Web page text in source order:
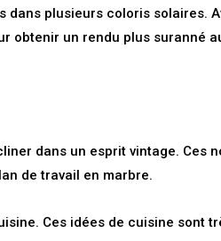
dans plusieurs coloris solaires.
obtenir un rendu plus suranné
dans un esprit vintage. Ces
de travail en marbre.
Ces idées de cuisine sont